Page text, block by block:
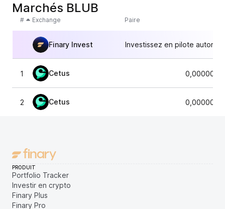
Marchés BLUB
# Exchange Paire
Finary Invest Investissez en pilote
1 Cetus
2 Cetus
PRODUIT
Portfolio Tracker
Investir en crypto
Finary Plus
Finary Pro